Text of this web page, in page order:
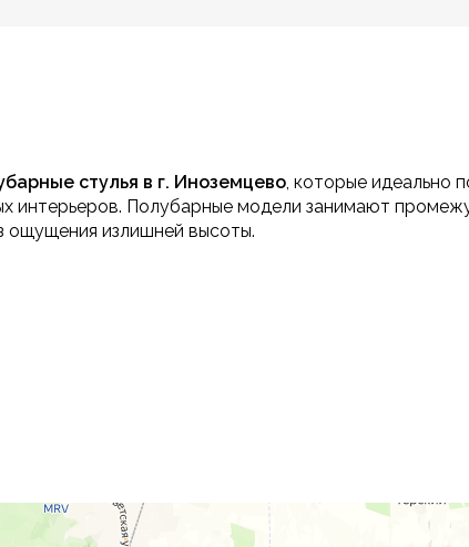
стулья в г. Иноземцево, которые идеально
интерьеров. Полубарные модели занимают
ощущения излишней высоты.
пространство, что особенно важно для